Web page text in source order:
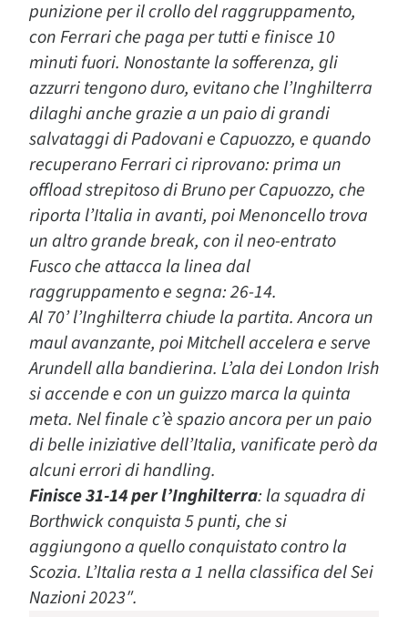
punizione per il crollo del raggruppamento,
con Ferrari che paga per tutti e finisce 10
minuti fuori. Nonostante la sofferenza, gli
azzurri tengono duro, evitano che l’Inghilterra
dilaghi anche grazie a un paio di grandi
salvataggi di Padovani e Capuozzo, e quando
recuperano Ferrari ci riprovano: prima un
offload strepitoso di Bruno per Capuozzo, che
riporta l’Italia in avanti, poi Menoncello trova
un altro grande break, con il neo-entrato
Fusco che attacca la linea dal
raggruppamento e segna: 26-14.
Al 70’ l’Inghilterra chiude la partita. Ancora un
maul avanzante, poi Mitchell accelera e serve
Arundell alla bandierina. L’ala dei London Irish
si accende e con un guizzo marca la quinta
meta. Nel finale c’è spazio ancora per un paio
di belle iniziative dell’Italia, vanificate però da
alcuni errori di handling.
Finisce 31-14 per l’Inghilterra: la squadra di
Borthwick conquista 5 punti, che si
aggiungono a quello conquistato contro la
Scozia. L’Italia resta a 1 nella classifica del Sei
Nazioni 2023″.